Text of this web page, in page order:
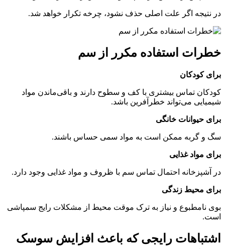
در نتیجه اگر علت اصلی حذف نشود، چرخه تکرار خواهد شد.
خطرات استفاده مکرر از سم
برای کودکان
کودکان تماس بیشتری با کف و سطوح دارند و باقی‌ماندن مواد
شیمیایی می‌تواند خطرآفرین باشد.
برای حیوانات خانگی
سگ و گربه ممکن است به مواد سمی حساس باشند.
برای مواد غذایی
در آشپزخانه احتمال تماس سم با ظروف و مواد غذایی وجود دارد.
برای محیط زندگی
بوی نامطبوع و نیاز به ترک موقت محیط از مشکلات رایج سمپاشی
است.
اشتباهات رایجی که باعث افزایش سوسک